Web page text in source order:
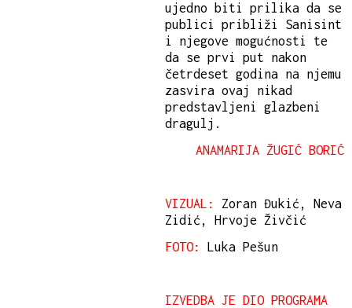
ujedno biti prilika da se
publici približi Sanisint
i njegove mogućnosti te
da se prvi put nakon
četrdeset godina na njemu
zasvira ovaj nikad
predstavljeni glazbeni
dragulj.
ANAMARIJA ŽUGIĆ BORIĆ
VIZUAL:
Zoran Đukić, Neva
Zidić, Hrvoje Živčić
FOTO:
Luka Pešun
IZVEDBA JE DIO PROGRAMA